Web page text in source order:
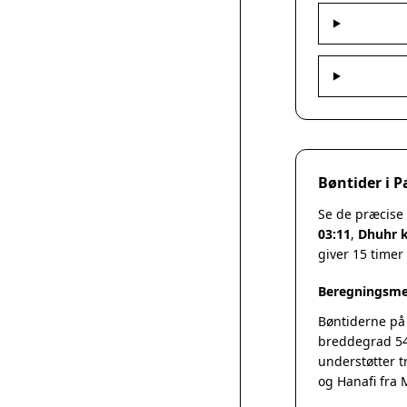
Bøntider i
Se de
03:11, Dhuhr
giver 15
Bøntiderne
breddegrad
understøtter
og Hanafi fra